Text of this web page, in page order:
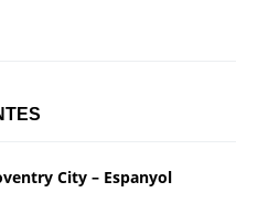
City – Espanyol